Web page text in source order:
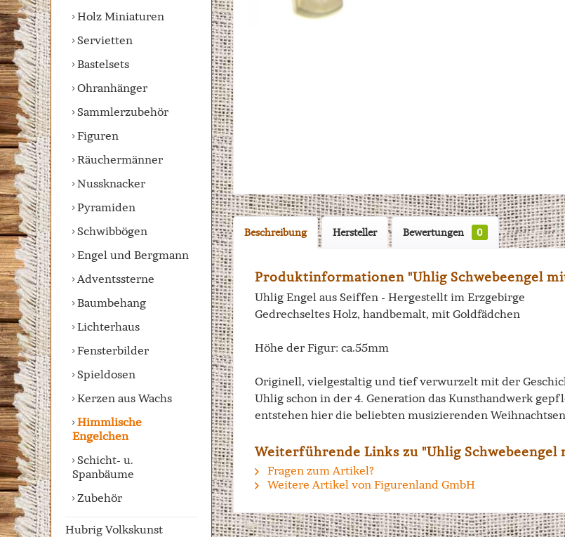
Holz Miniaturen
Servietten
Bastelsets
Ohranhänger
Sammlerzubehör
Figuren
Räuchermänner
Nussknacker
Pyramiden
Schwibbögen
Engel und Bergmann
Adventssterne
Baumbehang
Lichterhaus
Fensterbilder
Spieldosen
Kerzen aus Wachs
Himmlische
Engelchen
Schicht- u.
Spanbäume
Zubehör
Hubrig Volkskunst
Beschreibung Hersteller Bewertungen 0
Produktinformationen "Uhlig Schwebeengel
Uhlig Engel aus Seiffen - Hergestellt im Erzgebirge
Gedrechseltes Holz, handbemalt, mit Goldfädchen
Höhe der Figur: ca.55mm
Originell, vielgestaltig und tief verwurzelt mit der
Uhlig schon in der 4. Generation das Kunsthandwerk
entstehen hier die beliebten musizierenden
Weiterführende Links zu "Uhlig
Fragen zum Artikel?
Weitere Artikel von Figurenland GmbH